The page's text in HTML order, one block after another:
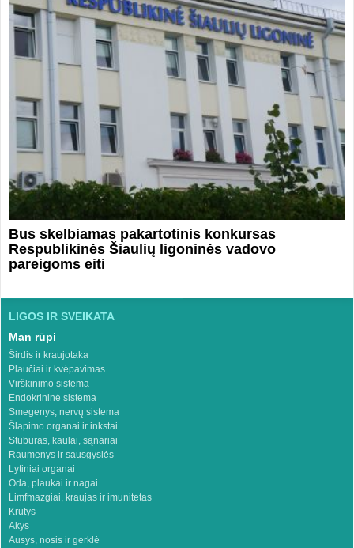
Bus skelbiamas pakartotinis konkursas
Respublikinės Šiaulių ligoninės vadovo
pareigoms eiti
LIGOS IR SVEIKATA
Man rūpi
Širdis ir kraujotaka
Plaučiai ir kvėpavimas
Virškinimo sistema
Endokrininė sistema
Smegenys, nervų sistema
Šlapimo organai ir inkstai
Stuburas, kaulai, sąnariai
Raumenys ir sausgyslės
Lytiniai organai
Oda, plaukai ir nagai
Limfmazgiai, kraujas ir imunitetas
Krūtys
Akys
Ausys, nosis ir gerklė